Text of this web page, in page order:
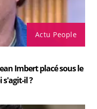
Actu People
Imbert placé sous le
il ?